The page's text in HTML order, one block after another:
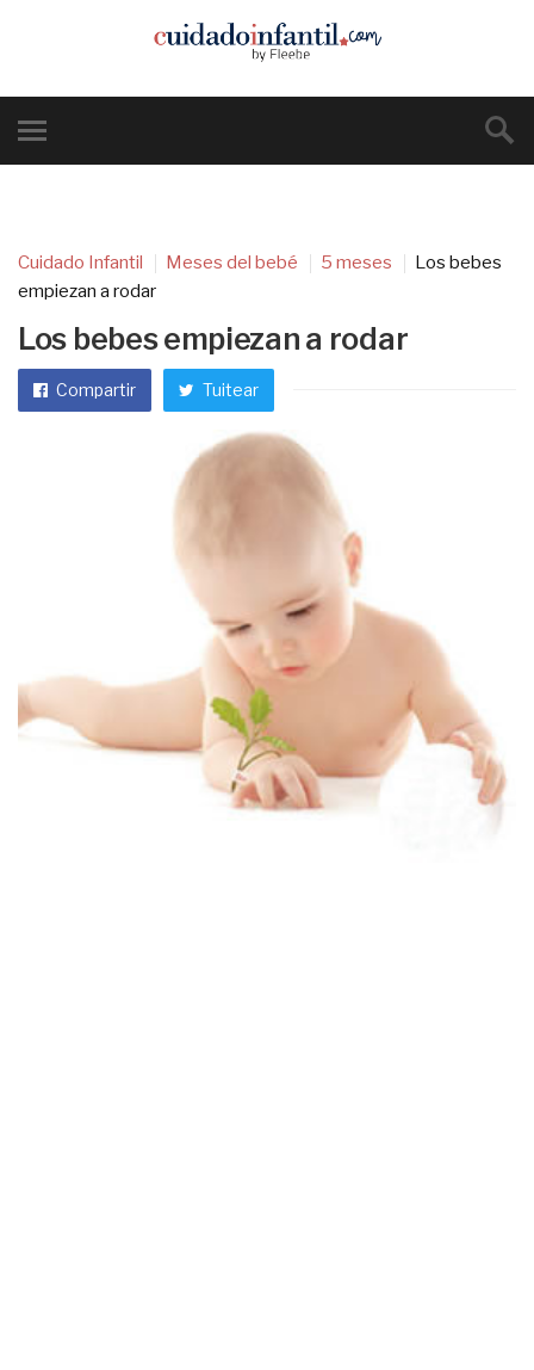
Cuidado Infantil Meses del bebé 5 meses
Los bebes
empiezan a rodar
Los bebes empiezan a rodar
Compartir Tuitear